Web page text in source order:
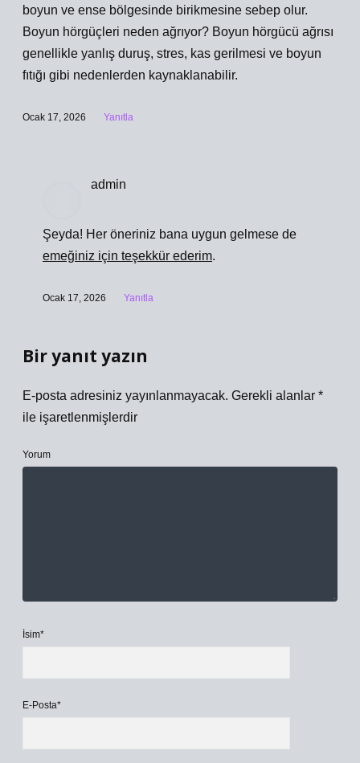
boyun ve ense bölgesinde birikmesine sebep olur.
Boyun hörgüçleri neden ağrıyor? Boyun hörgücü ağrısı
genellikle yanlış duruş, stres, kas gerilmesi ve boyun
fıtığı gibi nedenlerden kaynaklanabilir.
Ocak 17, 2026 Yanıtla
admin
Şeyda! Her öneriniz bana uygun gelmese de
emeğiniz için teşekkür ederim.
Ocak 17, 2026 Yanıtla
Bir yanıt yazın
E-posta adresiniz yayınlanmayacak. Gerekli alanlar *
ile işaretlenmişlerdir
Yorum
İsim*
E-Posta*